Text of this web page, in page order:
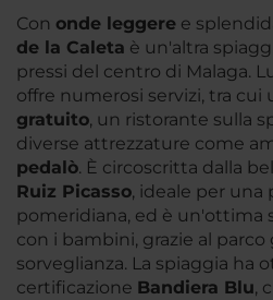
Con onde leggere e
de la Caleta è un'altra
pressi del centro di Malaga.
offre numerosi servizi, tra cui
gratuito, un ristorante sulla
diverse attrezzature come
pedalò. È circoscritta dalla
Ruiz Picasso, ideale per una
pomeridiana, ed è un'ottima
con i bambini, grazie al parco
sorveglianza. La spiaggia ha
certificazione Bandiera Blu,